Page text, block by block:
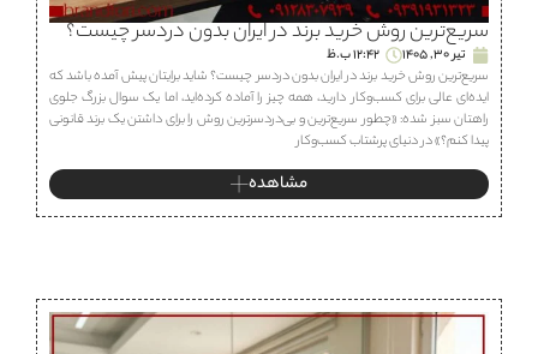
سریع‌ترین روش خرید برند در ایران بدون دردسر چیست؟
تیر 30, 1405
12:42 ب.ظ
سریع‌ترین روش خرید برند در ایران بدون دردسر چیست؟ شاید برایتان پیش آمده باشد که
ایده‌ای عالی برای کسب‌وکار دارید، همه چیز را آماده کرده‌اید، اما یک سوال بزرگ جلوی
راهتان سبز شده: «چطور سریع‌ترین و بی‌دردسرترین روش را برای داشتن یک برند قانونی
پیدا کنم؟» در دنیای پرشتاب کسب‌وکار
مشاهده